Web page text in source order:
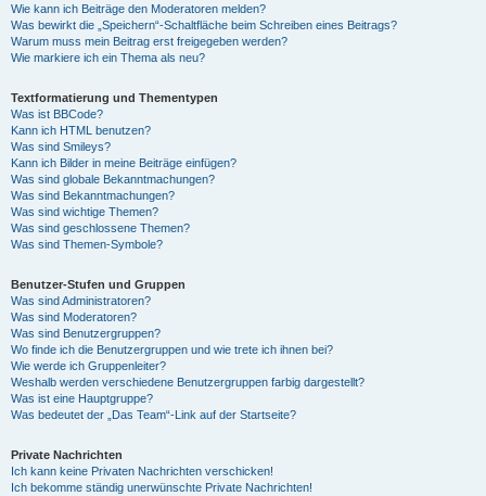
Wie kann ich Beiträge den Moderatoren melden?
Was bewirkt die „Speichern“-Schaltfläche beim Schreiben eines Beitrags?
Warum muss mein Beitrag erst freigegeben werden?
Wie markiere ich ein Thema als neu?
Textformatierung und Thementypen
Was ist BBCode?
Kann ich HTML benutzen?
Was sind Smileys?
Kann ich Bilder in meine Beiträge einfügen?
Was sind globale Bekanntmachungen?
Was sind Bekanntmachungen?
Was sind wichtige Themen?
Was sind geschlossene Themen?
Was sind Themen-Symbole?
Benutzer-Stufen und Gruppen
Was sind Administratoren?
Was sind Moderatoren?
Was sind Benutzergruppen?
Wo finde ich die Benutzergruppen und wie trete ich ihnen bei?
Wie werde ich Gruppenleiter?
Weshalb werden verschiedene Benutzergruppen farbig dargestellt?
Was ist eine Hauptgruppe?
Was bedeutet der „Das Team“-Link auf der Startseite?
Private Nachrichten
Ich kann keine Privaten Nachrichten verschicken!
Ich bekomme ständig unerwünschte Private Nachrichten!